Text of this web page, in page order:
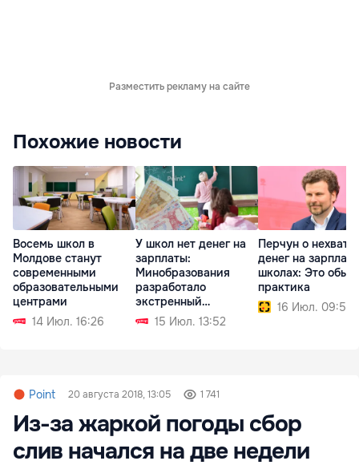
Разместить рекламу на сайте
Похожие новости
Восемь школ в
Молдове станут
современными
образовательными
центрами
14 Июл. 16:26
У школ нет денег на
зарплаты:
Минобразования
разработало
экстренный
механизм
15 Июл. 13:52
Перчун о
денег на
школах: Это
практика
16 Июл. 09:59
Point 20 августа 2018, 13:05 1 741
Из-за жаркой погоды сбор
слив начался на две недели